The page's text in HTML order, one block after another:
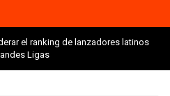
el ranking de lanzadores latinos
Ligas